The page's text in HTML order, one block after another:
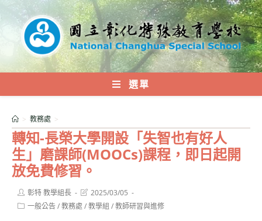
內
選單
轉知-長榮大學開設「失智也有好人
生」磨課師(MOOCs)課程，即日起開
放免費修習。
> 教務處 >
Post
author:
彰特 教學組長
Post
last
modified:
2025/03/05
Post一般公告/教務處 /教學組 /教師研習與進修